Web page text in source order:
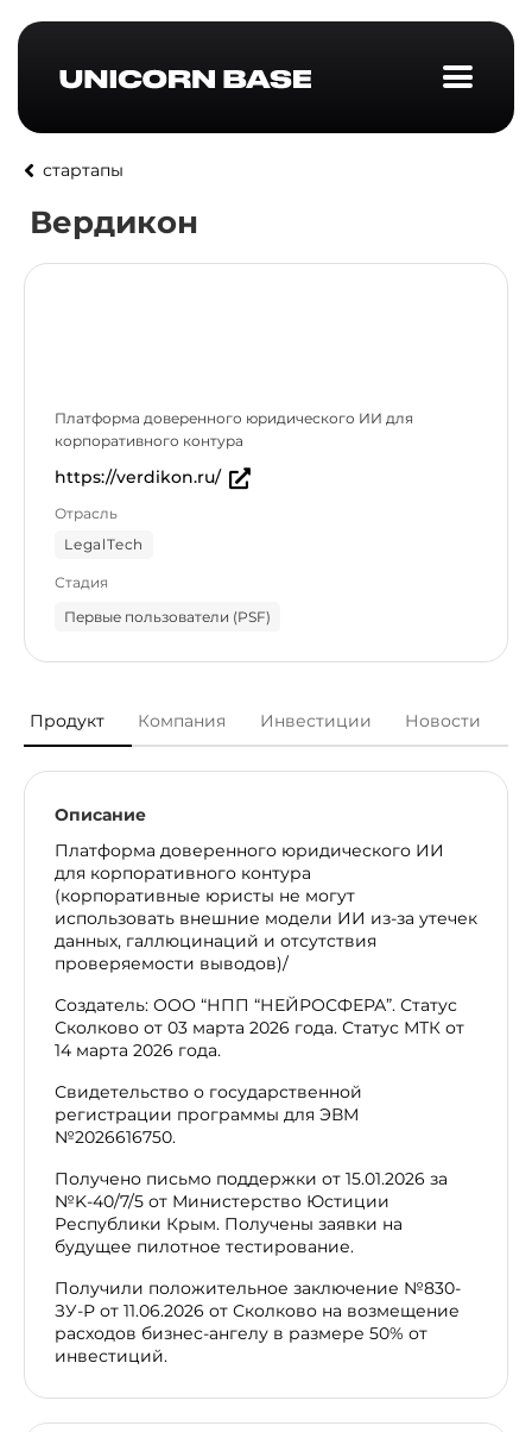
стартапы
Вердикон
Платформа доверенного юридического ИИ для
корпоративного контура
https://verdikon.ru/
Отрасль
LegalTech
Стадия
Первые пользователи (PSF)
Продукт Компания Инвестиции Новости
Описание
Платформа доверенного юридического ИИ
для корпоративного контура
(корпоративные юристы не могут
использовать внешние модели ИИ из-за утечек
данных, галлюцинаций и отсутствия
проверяемости выводов)/
Создатель: ООО “НПП “НЕЙРОСФЕРА”. Статус
Сколково от 03 марта 2026 года. Статус МТК от
14 марта 2026 года.
Свидетельство о государственной
регистрации программы для ЭВМ
№2026616750.
Получено письмо поддержки от 15.01.2026 за
№K-40/7/5 от Министерство Юстиции
Республики Крым. Получены заявки на
будущее пилотное тестирование.
Получили положительное заключение №830-
ЗУ-Р от 11.06.2026 от Сколково на возмещение
расходов бизнес-ангелу в размере 50% от
инвестиций.